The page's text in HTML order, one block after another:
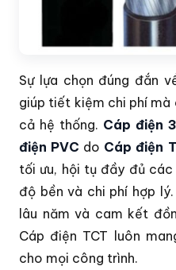
Sự lựa chọn đúng đắn
giúp tiết kiệm chi phí
cả hệ thống. Cáp điện
điện PVC do Cáp điện
tối ưu, hội tụ đầy đủ
độ bền và chi phí hợp
lâu năm và cam kết
Cáp điện TCT luôn
cho mọi công trình.